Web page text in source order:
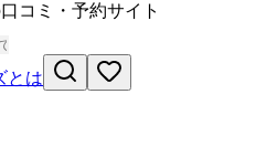
コミ・予約サイト
とは